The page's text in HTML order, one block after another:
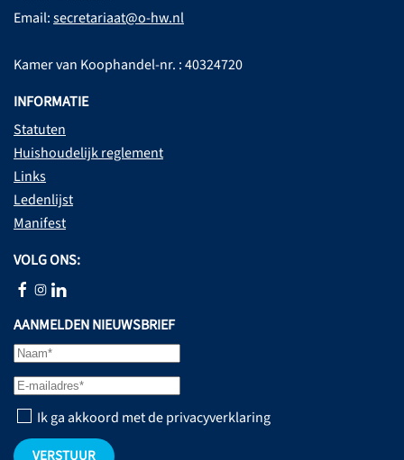
Email:secretariaat@o-hw.nl
Kamer van Koophandel-nr. : 40324720
INFORMATIE
Statuten
Huishoudelijk reglement
Links
Ledenlijst
Manifest
VOLG ONS:
AANMELDEN NIEUWSBRIEF
Ik ga akkoord met de privacyverklaring